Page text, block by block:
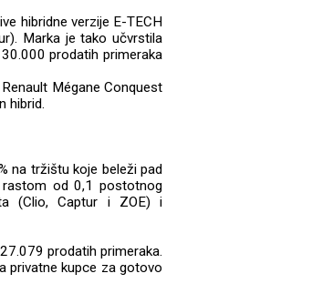
hibridne verzije E-TECH
Marka je tako učvrstila
prodatih primeraka
Mégane Conquest
hibrid.
na tržištu koje beleži pad
od 0,1 postotnog
(Clio, Captur i ZOE) i
prodatih primeraka.
privatne kupce za gotovo